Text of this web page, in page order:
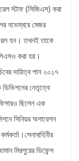
স্টাফ (সিজিএস) করা
নভেম্বরে মেজর
হন। তখনই তাকে
করা হয়।
দায়িত্ব পান ২০১৭
নেতৃত্বে
ছিলেন এক
সিনিয়র অপারেশন
সেনাবাহিনীর
মিরপুরের ডিফেন্স